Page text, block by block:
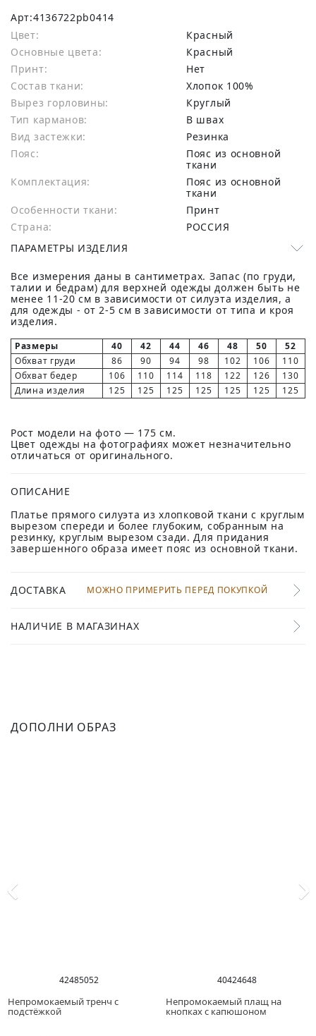
Арт:4136722pb0414
Цвет:
Красный
Основные цвета:
красный
Принт:
Нет
Состав ткани:
хлопок 100%
Вырез горловины:
Круглый
Тип карманов:
В швах
Вид застежки:
Резинка
Пояс:
Пояс из основной
ткани
Комплектация:
Пояс из основной
ткани
Особенности ткани:
Принт
Страна:
РОССИЯ
ПАРАМЕТРЫ ИЗДЕЛИЯ
Все измерения даны в сантиметрах. Запас (по груди,
талии и бедрам) для верхней одежды должен быть не
менее 11-20 см в зависимости от силуэта изделия, а
для одежды - от 2-5 см в зависимости от типа и кроя
изделия.
Размеры 40 42 44 46 48 50
52
Обхват груди
86 90 94 98 102 106
110
Обхват бедер
106 110 114 118 122 126
130
Длина изделия
125 125 125 125 125 125 125
Рост модели на фото — 175 см.
Цвет одежды на фотографиях может незначительно
отличаться от оригинального.
ОПИСАНИЕ
Платье прямого силуэта из хлопковой ткани с круглым
вырезом спереди и более глубоким, собранным на
резинку, круглым вырезом сзади. Для придания
завершенного образа имеет пояс из основной ткани.
ДОСТАВКА МОЖНО ПРИМЕРИТЬ ПЕРЕД ПОКУПКОЙ
НАЛИЧИЕ В МАГАЗИНАХ
ДОПОЛНИ ОБРАЗ
42485052
Непромокаемый тренч с
подстёжкой
40424648
Непромокаемый плащ на
кнопках с капюшоном